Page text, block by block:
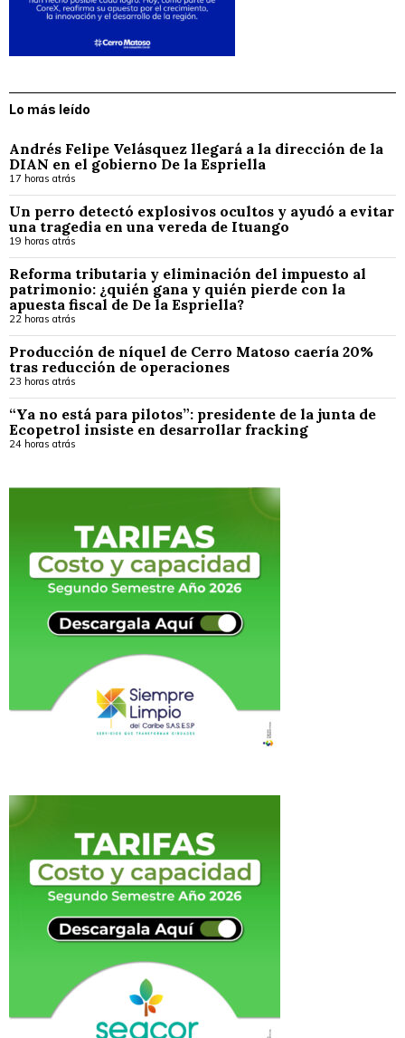
Lo más leído
Andrés Felipe Velásquez llegará a la dirección de la
DIAN en el gobierno De la Espriella
17 horas atrás
Un perro detectó explosivos ocultos y ayudó a evitar
una tragedia en una vereda de Ituango
19 horas atrás
Reforma tributaria y eliminación del impuesto al
patrimonio: ¿quién gana y quién pierde con la
apuesta fiscal de De la Espriella?
22 horas atrás
Producción de níquel de Cerro Matoso caería 20%
tras reducción de operaciones
23 horas atrás
“Ya no está para pilotos”: presidente de la junta de
Ecopetrol insiste en desarrollar fracking
24 horas atrás